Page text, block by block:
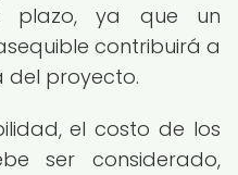
plazo, ya que un
contribuirá a
del proyecto.
el costo de los
ser considerado,